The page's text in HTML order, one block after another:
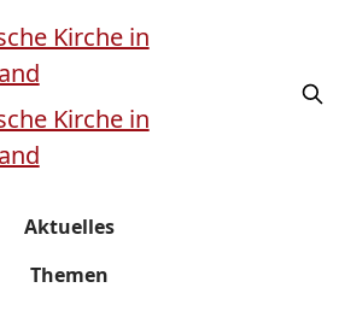
Aktuelles
Themen